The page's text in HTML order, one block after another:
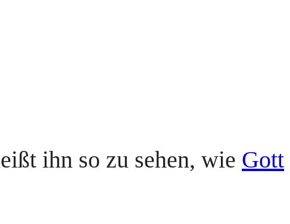
ihn so zu sehen, wie Gott